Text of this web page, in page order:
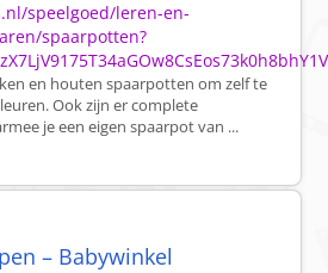
speelgoed/leren-en-
spaarpotten?
en houten spaarpotten om zelf te
Ook zijn er complete
je een eigen spaarpot van ...
– Babywinkel